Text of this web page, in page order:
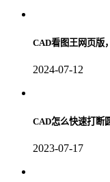
CAD看图王网页版
2024-07-12
CAD怎么快速打断
2023-07-17